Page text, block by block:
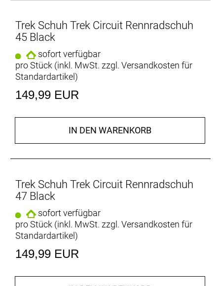
Trek Schuh Trek Circuit Rennradschuh
45 Black
sofort verfügbar
pro Stück (inkl. MwSt. zzgl. Versandkosten für
Standardartikel)
149,99 EUR
IN DEN WARENKORB
Trek Schuh Trek Circuit Rennradschuh
47 Black
sofort verfügbar
pro Stück (inkl. MwSt. zzgl. Versandkosten für
Standardartikel)
149,99 EUR